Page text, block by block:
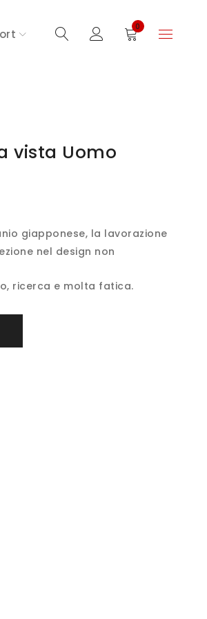
0
vista Uomo
giapponese, la lavorazione
nel design non
ricerca e molta fatica.